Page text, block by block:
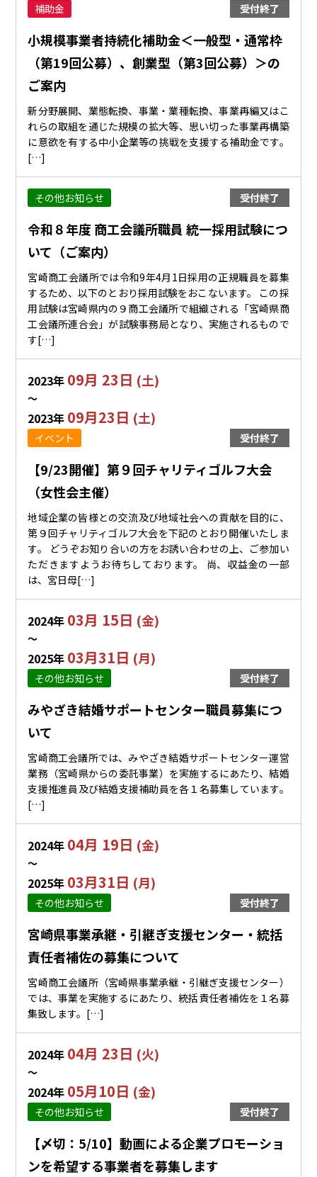
補助金 受付終了
小規模事業者持続化補助金＜一般型・通常枠
（第19回公募）、創業型（第3回公募）＞の
ご案内
新分野展開、業態転換、事業・業種転換、事業再編又はこ
れらの取組を通じた規模の拡大等、思い切った事業再構築
に意欲を有する中小企業等の挑戦を支援する補助金です。
[…]
その他お知らせ 受付終了
令和８年度 商工会議所職員 統一採用試験につ
いて（ご案内）
宮崎商工会議所では令和9年4月1日採用の正規職員を募集
するため、以下のとおり採用試験をおこないます。 この採
用試験は宮崎県内の９商工会議所で組織される「宮崎県商
工会議所連合会」が試験事務局となり、実施されるもので
す[…]
2023年 09月 23日 (土)
〜
2023年 09月23日 (土)
イベント 受付終了
【9/23開催】第９回チャリティゴルフ大会
（女性会主催）
地域企業の皆様との交流及び地域社会への貢献を目的に、
第９回チャリティゴルフ大会を下記のとおり開催いたしま
す。 どうぞお知り合いの方をお誘い合わせの上、ご参加い
ただきますようお待ちしております。 尚、収益金の一部
は、宮日母[…]
2024年 03月 15日 (金)
〜
2025年 03月31日 (月)
その他お知らせ 受付終了
みやざき結婚サポートセンター職員募集につ
いて
宮崎商工会議所では、みやざき結婚サポートセンター運営
業務（宮崎県からの委託事業）を実施するにあたり、結婚
支援推進員及び結婚支援補助員を各１名募集しています。
[…]
2024年 04月 19日 (金)
〜
2025年 03月31日 (月)
その他お知らせ 受付終了
宮崎県事業承継・引継ぎ支援センター・統括
責任者補佐の募集について
宮崎商工会議所（宮崎県事業承継・引継ぎ支援センター）
では、事業を実施するにあたり、統括責任者補佐を１名募
集致します。[…]
2024年 04月 23日 (火)
〜
2024年 05月10日 (金)
その他お知らせ 受付終了
【〆切：5/10】動画による企業プロモーショ
ンを希望する事業者を募集します